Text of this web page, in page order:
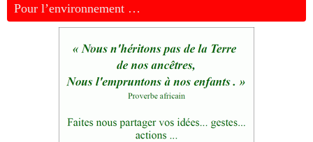
Pour l’environnement …